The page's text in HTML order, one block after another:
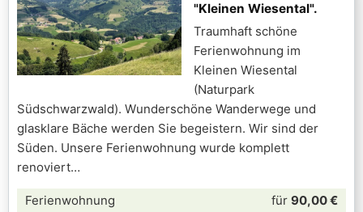
"Kleinen Wiesental".
Traumhaft schöne
Ferienwohnung im
Kleinen Wiesental
(Naturpark
Südschwarzwald). Wunderschöne Wanderwege und
glasklare Bäche werden Sie begeistern. Wir sind der
Süden. Unsere Ferienwohnung wurde komplett
renoviert
Ferienwohnung
für 90,00 €